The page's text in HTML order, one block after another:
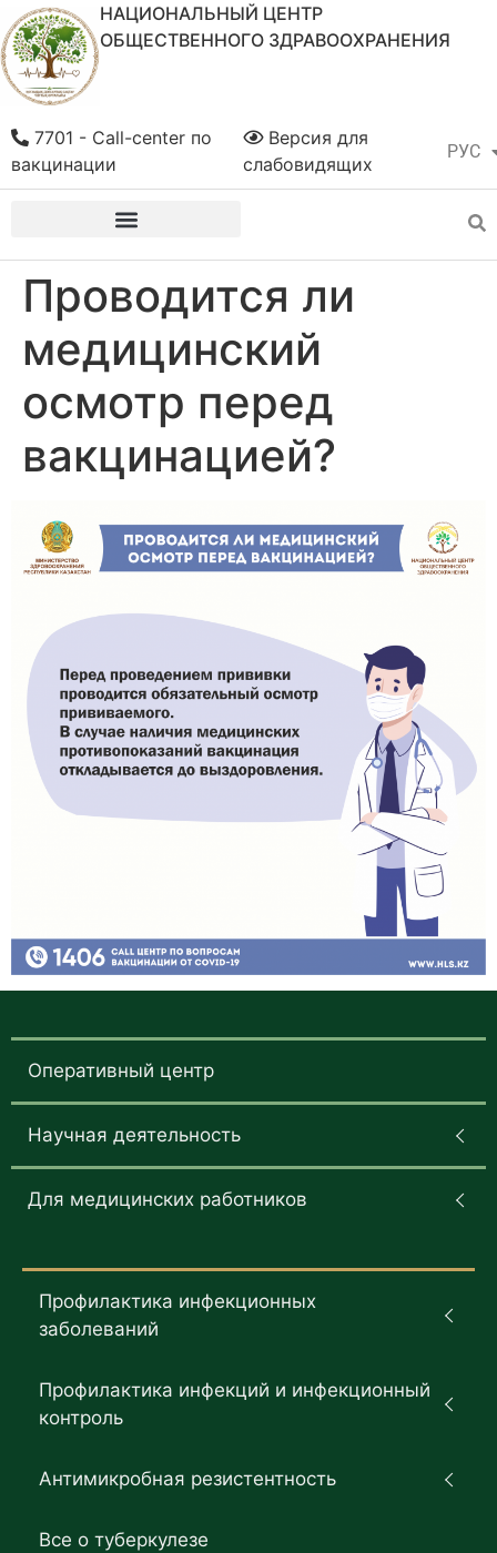
НАЦИОНАЛЬНЫЙ ЦЕНТР
ОБЩЕСТВЕННОГО ЗДРАВООХРАНЕНИЯ
РУС
ҚАЗ
Версия для
слабовидящих
7701 - Call-center по
вакцинации
Проводится ли
медицинский
осмотр перед
вакцинацией?
Оперативный центр
Научная деятельность
Для медицинских работников
Профилактика инфекционных
заболеваний
Профилактика инфекций и инфекционный
контроль
Антимикробная резистентность
Все о туберкулезе